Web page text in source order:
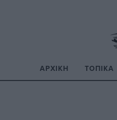
ΑΡΧΙΚΉ ΤΟΠΙΚΆ